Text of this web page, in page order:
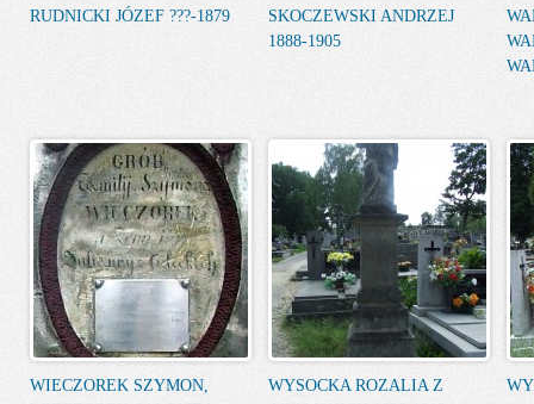
RUDNICKI JÓZEF ???-1879
SKOCZEWSKI ANDRZEJ
1888-1905
WIECZOREK SZYMON,
WYSOCKA ROZALIA Z